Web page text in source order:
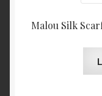
Malou Silk